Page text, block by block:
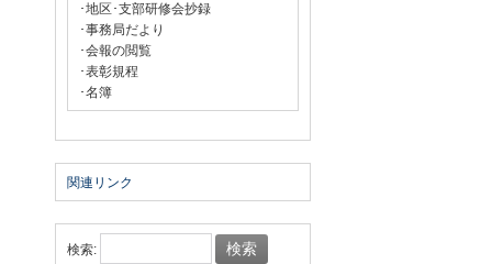
･地区･支部研修会抄録
･事務局だより
･会報の閲覧
･表彰規程
･名簿
関連リンク
検索: